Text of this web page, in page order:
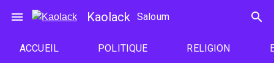
menu Kaolack Saloum search
ACCUEIL POLITIQUE RELIGION